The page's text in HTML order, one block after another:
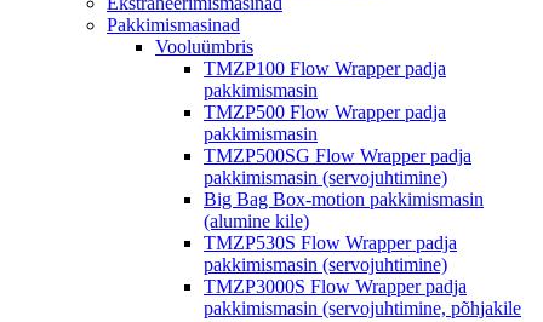
Pakkimismasinad
Vooluümbris
TMZP100 Flow Wrapper padja
pakkimismasin
TMZP500 Flow Wrapper padja
pakkimismasin
TMZP500SG Flow Wrapper padja
pakkimismasin (servojuhtimine)
Big Bag Box-motion pakkimismasin
(alumine kile)
TMZP530S Flow Wrapper padja
pakkimismasin (servojuhtimine)
TMZP3000S Flow Wrapper padja
pakkimismasin (servojuhtimine, põhjakile